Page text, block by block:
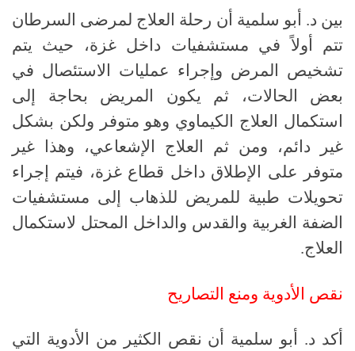
بين د. أبو سلمية أن رحلة العلاج لمرضى السرطان
تتم أولاً في مستشفيات داخل غزة، حيث يتم
تشخيص المرض وإجراء عمليات الاستئصال في
بعض الحالات، ثم يكون المريض بحاجة إلى
استكمال العلاج الكيماوي وهو متوفر ولكن بشكل
غير دائم، ومن ثم العلاج الإشعاعي، وهذا غير
متوفر على الإطلاق داخل قطاع غزة، فيتم إجراء
تحويلات طبية للمريض للذهاب إلى مستشفيات
الضفة الغربية والقدس والداخل المحتل لاستكمال
العلاج.
نقص الأدوية ومنع التصاريح
أكد د. أبو سلمية أن نقص الكثير من الأدوية التي